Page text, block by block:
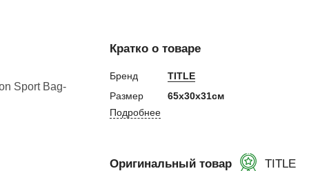
Кратко о товаре
Бренд
TITLE
Размер
65х30х31см
Подробнее
Оригинальный товар TITLE